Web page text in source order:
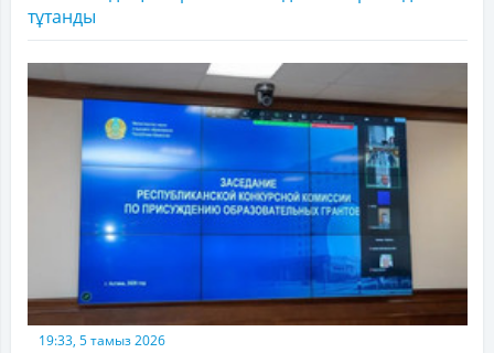
тұтанды
19:33, 5 тамыз 2026